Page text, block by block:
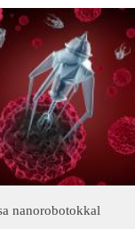
nanorobotokkal